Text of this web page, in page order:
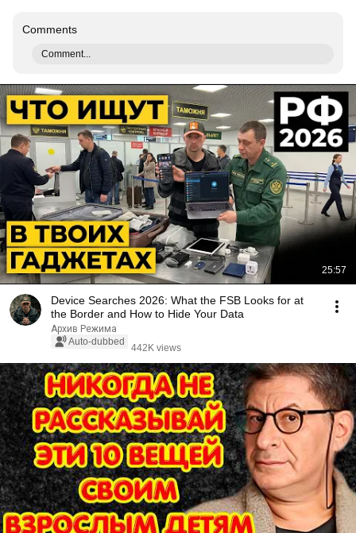
Comments
Comment...
25:57
Device Searches 2026: What the FSB Looks for at
the Border and How to Hide Your Data
Архив Режима
Auto-dubbed
442K views